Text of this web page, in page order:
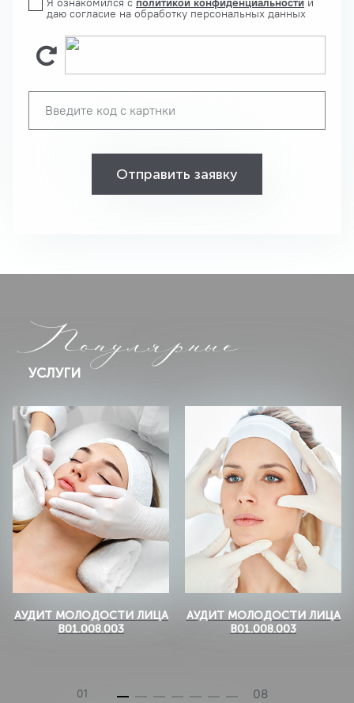
Я ознакомился с политикой конфиденциальности и
даю согласие на обработку персональных данных
Отправить заявку
Популярные
УСЛУГИ
АУДИТ МОЛОДОСТИ ЛИЦА
B01.008.003
АУДИТ МОЛОДОСТИ ЛИЦА
B01.008.003
01 08